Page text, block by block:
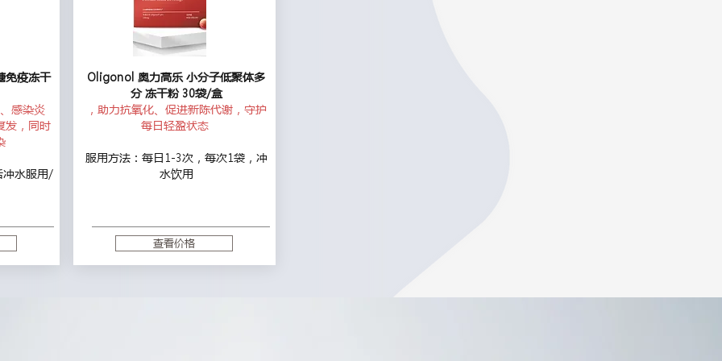
免疫冻干
感染炎
发，同时
冲水服用/
Oligonol 奥力高乐 小分子低聚体多
分 冻干粉 30袋/盒
，助力抗氧化、促进新陈代谢，守护
每日轻盈状态
服用方法：每日1-3次，每次1袋，冲
水饮用
查看价格